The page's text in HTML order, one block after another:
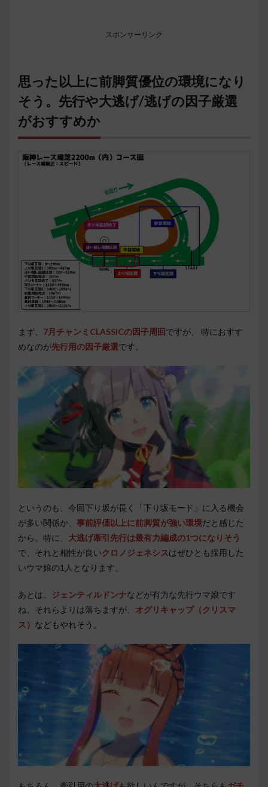
スポンサーリンク
思った以上に前脚質優位の環境になり
そう。先行や大逃げ/逃げの因子厳選
がおすすめか
まず、 7月チャンミCLASSICの因子周回ですが、 特におすす
めなのが先行用の因子厳選です。
というのも、今回下り坂が長く「下り坂モード」に入る機会
が多い関係か、 事前評価以上に前脚質が強い環境だと感じた
から。特に、 大逃げ牽引先行は最有力編成の1つになりそう
で、それと相性が良いクロノジェネシスはぜひとも採用した
いウマ娘の1人となります。
あとは、 ジェンティルドンナなどが有力な先行ウマ娘です
ね。それらよりは落ちますが、 オグリキャップ（クリスマ
ス） などもやれそう。